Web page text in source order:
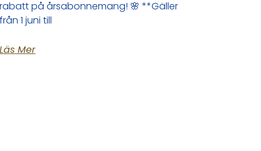
rabatt på årsabonnemang! 🌸 **Gäller
från 1 juni till
Läs Mer